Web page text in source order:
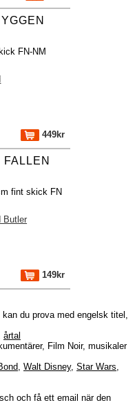
FN-NM
449kr
FALLEN
fint skick FN
Butler
149kr
du prova med engelsk titel,
årtal
Film Noir, musikaler
, Walt Disney, Star Wars,
och få ett email när den